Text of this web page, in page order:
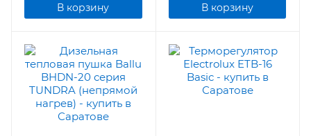
В корзину В корзину